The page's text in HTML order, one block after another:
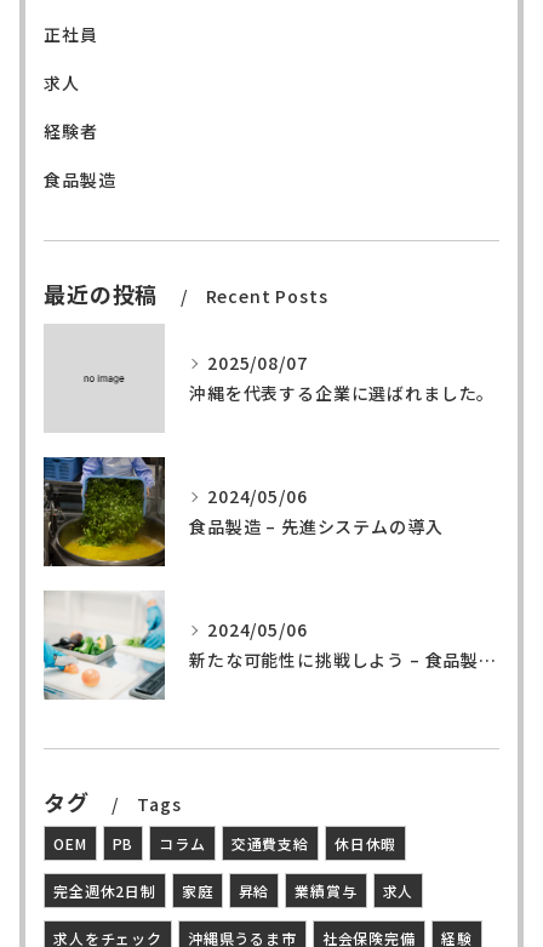
正社員
求人
経験者
食品製造
最近の投稿 Recent Posts
2025/08/07
沖縄を代表する企業に選ばれました。
2024/05/06
食品製造 – 先進システムの導入
2024/05/06
新たな可能性に挑戦しよう – 食品製造の世界へ
タグ Tags
OEM PB コラム 交通費支給 休日休暇
完全週休2日制 家庭 昇給 業績賞与 求人
求人をチェック 沖縄県うるま市 社会保険完備 経験